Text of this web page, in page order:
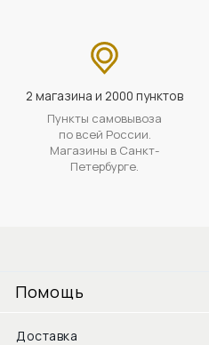
2 магазина и 2000 пунктов
Пункты самовывоза
по всей России.
Магазины в Санкт-
Петербурге.
Помощь
Доставка